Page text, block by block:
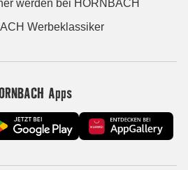
werden bei HORNBACH
Werbeklassiker
Apps